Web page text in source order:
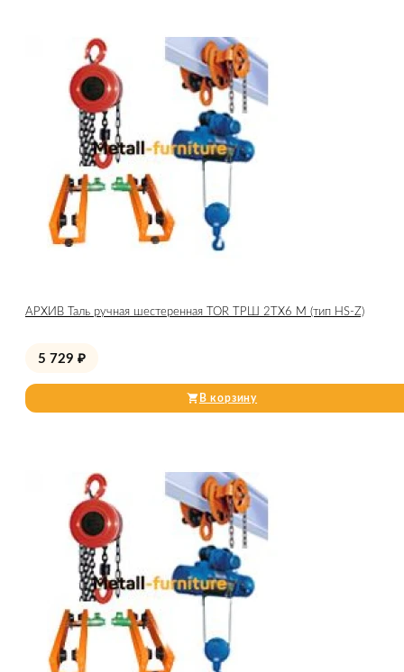
АРХИВ Таль ручная шестеренная TOR ТРШ 2ТХ6 М (тип HS-Z)
5 729 ₽
В корзину